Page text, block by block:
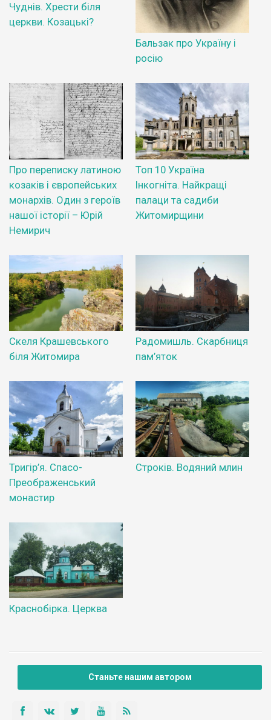
Чуднів. Хрести біля
церкви. Козацькі?
Бальзак про Україну і
росію
Про переписку латиною
козаків і європейських
монархів. Один з героїв
нашої історії – Юрій
Немирич
Топ 10 Україна
Інкогніта. Найкращі
палаци та садиби
Житомирщини
Скеля Крашевського
біля Житомира
Радомишль. Скарбниця
пам’яток
Тригір’я. Спасо-
Преображенський
монастир
Строків. Водяний млин
Краснобірка. Церква
Станьте нашим автором